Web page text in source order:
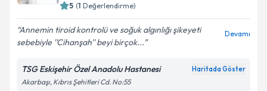
Kişisel verilerimin işlenmesine ilişkin
Aydınlatma
Metni'ni okudum ve kişisel verilerimin belirtilen
5 (1 Değerlendirme)
Annemin tiroid kontrolü ve soğuk algınlığı şikeyeti
sebebiyle ''Cihanşah'' beyi birçok...
Devamı
TSG Eskişehir Özel Anadolu Hastanesi Haritada Göster
Akarbaşı, Kıbrıs Şehitleri Cd. No:55